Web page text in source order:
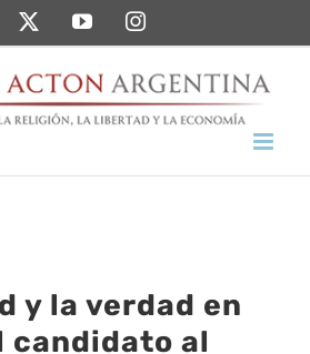
TwitterYouTubeInstagram
y la verdad en
candidato al